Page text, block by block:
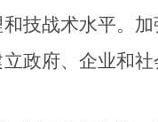
技战术水平。
政府、企业和